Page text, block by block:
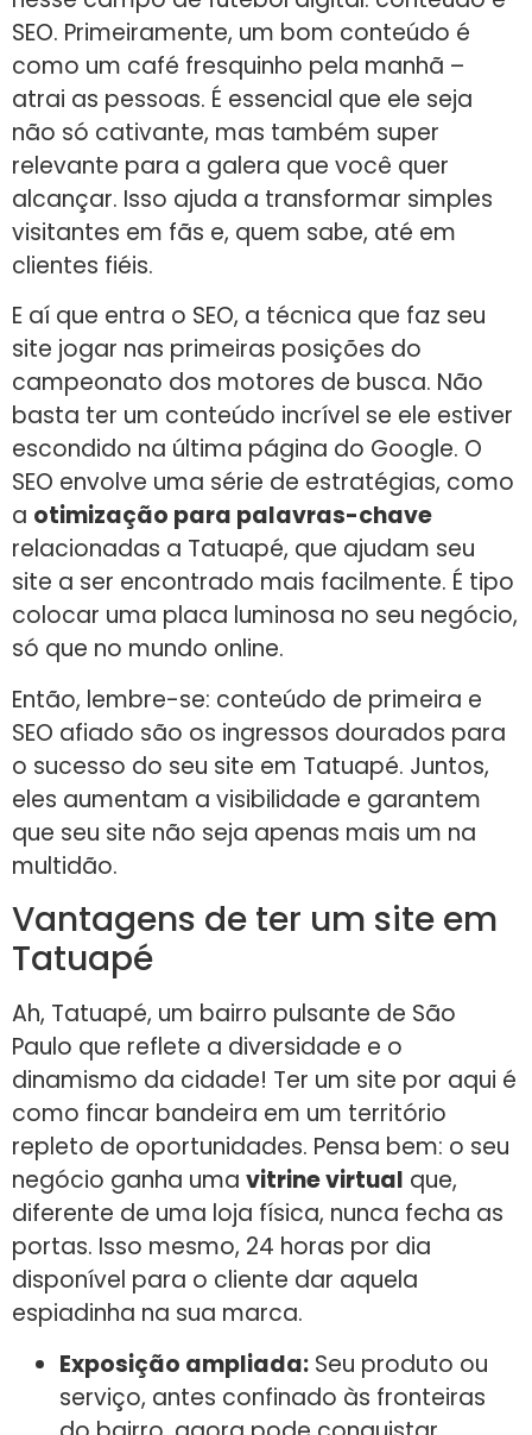
SEO. Primeiramente, um bom conteúdo é
como um café fresquinho pela manhã –
atrai as pessoas. É essencial que ele seja
não só cativante, mas também super
relevante para a galera que você quer
alcançar. Isso ajuda a transformar simples
visitantes em fãs e, quem sabe, até em
clientes fiéis.
E aí que entra o SEO, a técnica que faz seu
site jogar nas primeiras posições do
campeonato dos motores de busca. Não
basta ter um conteúdo incrível se ele estiver
escondido na última página do Google. O
SEO envolve uma série de estratégias, como
a otimização para palavras-chave
relacionadas a Tatuapé, que ajudam seu
site a ser encontrado mais facilmente. É tipo
colocar uma placa luminosa no seu negócio,
só que no mundo online.
Então, lembre-se: conteúdo de primeira e
SEO afiado são os ingressos dourados para
o sucesso do seu site em Tatuapé. Juntos,
eles aumentam a visibilidade e garantem
que seu site não seja apenas mais um na
multidão.
Vantagens de ter um site em
Tatuapé
Ah, Tatuapé, um bairro pulsante de São
Paulo que reflete a diversidade e o
dinamismo da cidade! Ter um site por aqui é
como fincar bandeira em um território
repleto de oportunidades. Pensa bem: o seu
negócio ganha uma vitrine virtual que,
diferente de uma loja física, nunca fecha as
portas. Isso mesmo, 24 horas por dia
disponível para o cliente dar aquela
espiadinha na sua marca.
Exposição ampliada: Seu produto ou
serviço, antes confinado às fronteiras